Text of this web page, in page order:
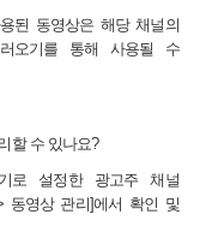
된 동영상은 해당 채널의
오기를 통해 사용될 수
할 수 있나요?
로 설정한 광고주 채널
동영상 관리]에서 확인 및